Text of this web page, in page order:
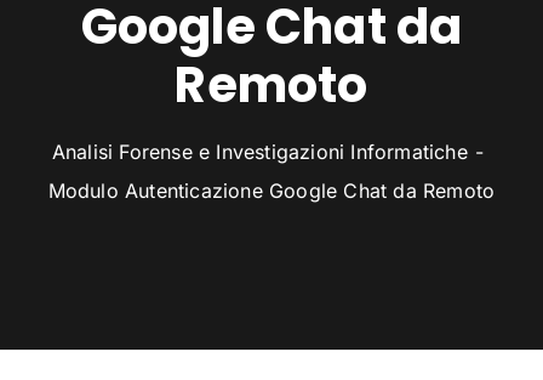
Google Chat da
Remoto
Analisi Forense e Investigazioni Informatiche
Modulo Autenticazione Google Chat da Remoto